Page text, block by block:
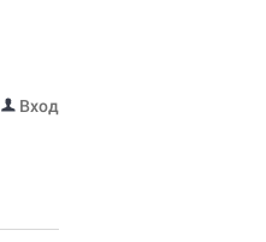
Вход